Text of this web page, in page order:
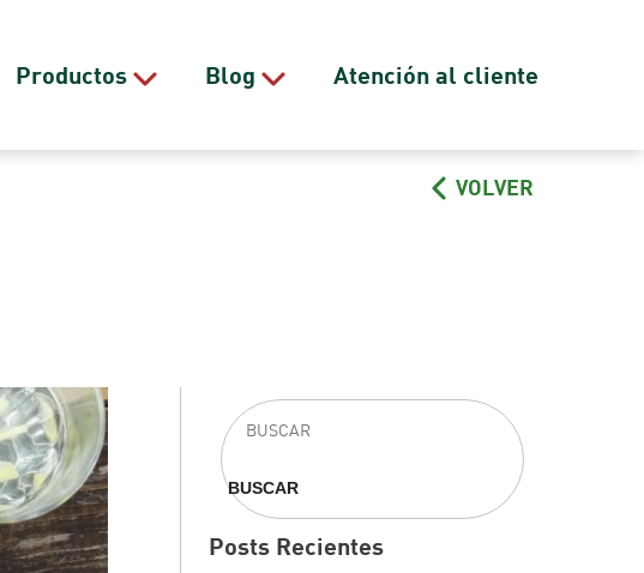
Productos Blog Atención al cliente
VOLVER
Buscar
BUSCAR
Posts Recientes